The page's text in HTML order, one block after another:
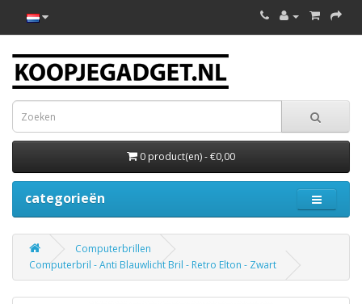
0 product(en) - €0,00
categorieën
Computerbrillen
Computerbril - Anti Blauwlicht Bril - Retro Elton - Zwart